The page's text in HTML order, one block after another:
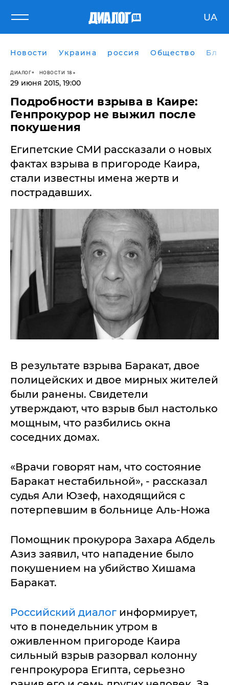
UA
Новости Украина россия Общество
ДИАЛОГ НОВОСТИ 18+
29 июня 2015, 19:00
Подробности взрыва в Каире:
Генпрокурор не выжил после
покушения
Египетские СМИ рассказали о новых
фактах взрыва в пригороде Каира,
стали известны имена жертв и
пострадавших.
В результате взрыва Баракат, двое
полицейских и двое мирных жителей
были ранены. Свидетели
утверждают, что взрыв был настолько
мощным, что разбились окна
соседних домах.
«Врачи говорят нам, что состояние
Баракат нестабильной», - рассказал
судья Али Юзеф, находящийся с
потерпевшим в больнице Аль-Ножа
Помощник прокурора Захара Абдель
Азиз заявил, что нападение было
покушением на убийство Хишама
Баракат.
Российский диалог информирует,
что в понедельник утром в
оживленном пригороде Каира
сильный взрыв разорвал колонну
генпрокурора Египта, серьезно